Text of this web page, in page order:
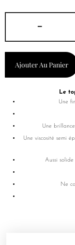
-
Ajouter Au Panier
Le
Une
Une
Une viscosité semi
Aussi
Ne